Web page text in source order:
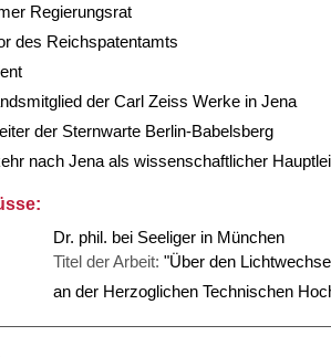
Regierungsrat
des Reichspatentamts
der Carl Zeiss Werke in Jena
der Sternwarte Berlin-Babelsberg
nach Jena als wissenschaftlicher
Dr. phil. bei Seeliger in München
Titel der Arbeit: "Über den
an der Herzoglichen Technischen